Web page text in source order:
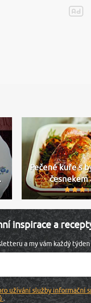
Pečené kuře s
inspirace a
a my vám každý
užívání služby informační
.